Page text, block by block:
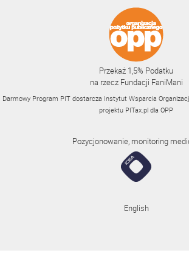
Przekaż 1,5% Podatku
na rzecz Fundacji FaniMani
Darmowy Program PIT dostarcza Instytut Wsparcia
projektu PITax.pl dla OPP
Pozycjonowanie, monitoring
English